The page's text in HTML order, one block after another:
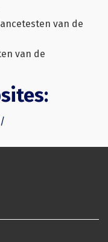
van de
van de